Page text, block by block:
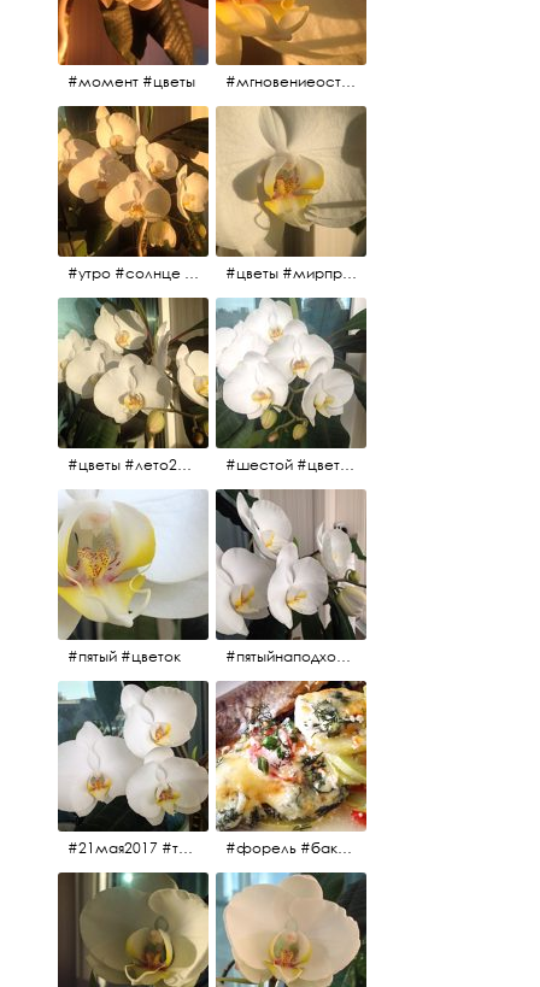
#момент #цветы #мгновениеостановись #прекрасныймомент #жаждарасцвета
#утро #солнце #белыеночи2017 #санктпетербург #цветы #седьмойпошёл #цветы #мирпрекрасен #пятьутра
#цветы #лето2017 #седьмойнаподходе #шестой #всегодевять #шестой #цветыцветут #цветы #лето2017 #летнийснег
#пятый #цветок #пятыйнаподходе# цветы #весна2017
#21мая2017 #трио #цветы #форель #баклажаны #помидоры #завтрак